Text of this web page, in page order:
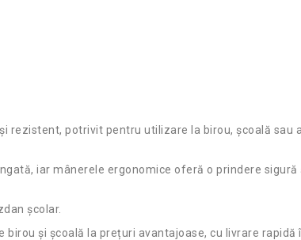
rezistent, potrivit pentru utilizare la birou, școală
iar mânerele ergonomice oferă o prindere
școlar.
birou și școală la prețuri avantajoase, cu livrare